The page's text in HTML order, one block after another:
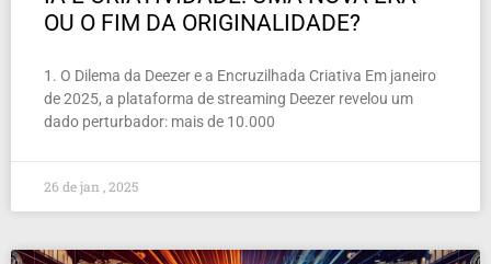
OU O FIM DA ORIGINALIDADE?
1. O Dilema da Deezer e a Encruzilhada Criativa Em janeiro
de 2025, a plataforma de streaming Deezer revelou um
dado perturbador: mais de 10.000
26 de jan , 2025